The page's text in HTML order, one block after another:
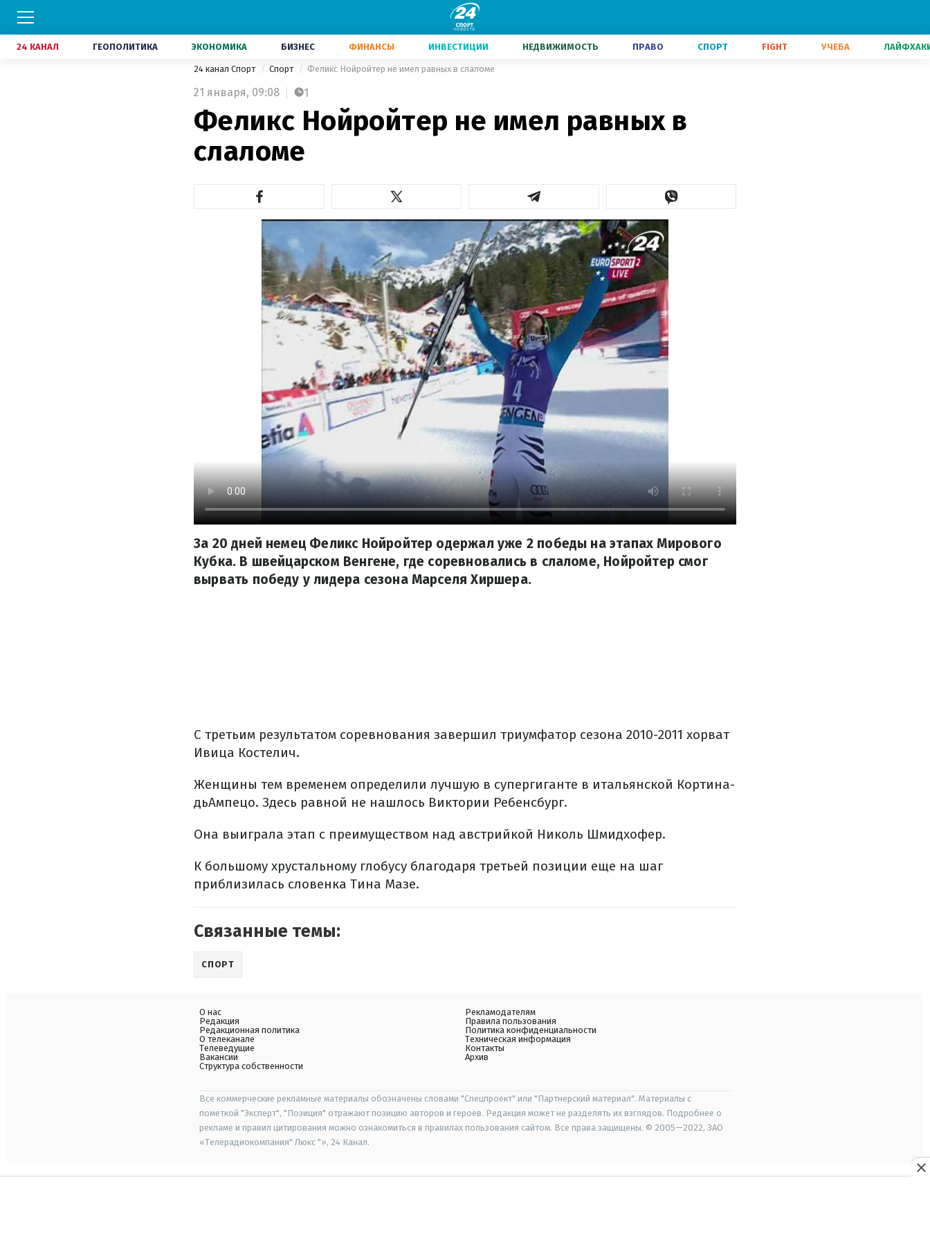
24 КАНАЛ ГЕОПОЛИТИКА ЭКОНОМИКА БИЗНЕС ФИНАНСЫ ИНВЕСТИЦИИ НЕДВИЖИМОСТЬ ПРАВО СПОРТ FIGHT УЧЕБА
24 канал Спорт Спорт Феликс Нойройтер не имел равных в слаломе
21 января, 09:08 1
Феликс Нойройтер не имел равных в
слаломе
За 20 дней немец Феликс Нойройтер одержал уже 2 победы на этапах Мирового
Кубка. В швейцарском Венгене, где соревновались в слаломе, Нойройтер смог
вырвать победу у лидера сезона Марселя Хиршера.
С третьим результатом соревнования завершил триумфатор сезона 2010-2011 хорват
Ивица Костелич.
Женщины тем временем определили лучшую в супергиганте в итальянской Кортина-
дьАмпецо. Здесь равной не нашлось Виктории Ребенсбург.
Она выиграла этап с преимуществом над австрийкой Николь Шмидхофер.
К большому хрустальному глобусу благодаря третьей позиции еще на шаг
приблизилась словенка Тина Мазе.
Связанные темы:
СПОРТ
О нас
Редакция
Редакционная политика
О телеканале
Телеведущие
Вакансии
Структура собственности
Рекламодателям
Правила пользования
Политика конфиденциальности
Техническая информация
Контакты
Архив
Все коммерческие рекламные материалы обозначены словами "Спецпроект" или "Партнерский материал". Материалы с
пометкой "Эксперт", "Позиция" отражают позицию авторов и героев. Редакция может не разделять их взглядов. Подробнее о
рекламе и правил цитирования можно ознакомиться в правилах пользования сайтом. Все права защищены. © 2005—2022, ЗАО
«Телерадиокомпания" Люкс "», 24 Канал.